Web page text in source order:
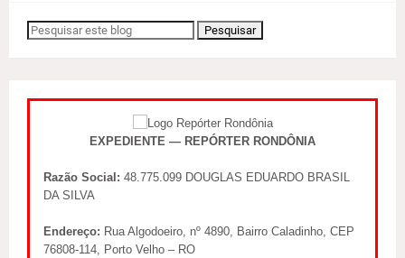
EXPEDIENTE — REPÓRTER RONDÔNIA
Razão Social: 48.775.099 DOUGLAS EDUARDO BRASIL
DA SILVA
Endereço: Rua Algodoeiro, nº 4890, Bairro Caladinho, CEP
76808-114, Porto Velho – RO